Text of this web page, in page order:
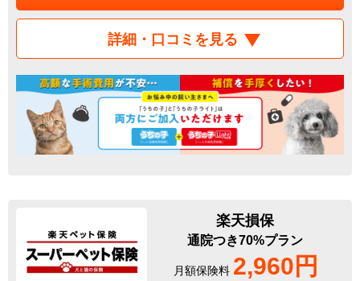
詳細・口コミを見る
楽天損保
通院つき70%プラン
月額保険料 2,960円